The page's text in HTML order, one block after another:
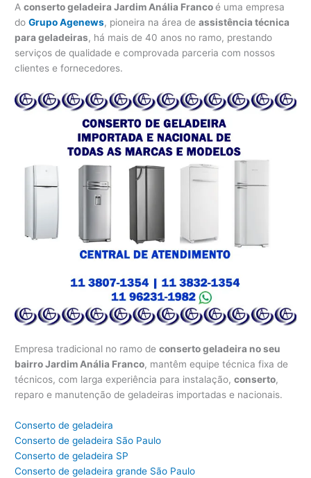
Aconserto geladeira Jardim Anália Francoé uma empresa
doGrupo Agenews, pioneira na área deassistência técnica
para geladeiras, há mais de 40 anos no ramo, prestando
serviços de qualidade e comprovada parceria com nossos
clientes e fornecedores.
Empresa tradicional no ramo deconserto geladeira no seu
bairro Jardim Anália Franco, mantêm equipe técnica fixa de
técnicos, com larga experiência para instalação,conserto,
reparo e manutenção de geladeiras importadas e nacionais.
Conserto de geladeira
Conserto de geladeira São Paulo
Conserto de geladeira SP
Conserto de geladeira grande São Paulo